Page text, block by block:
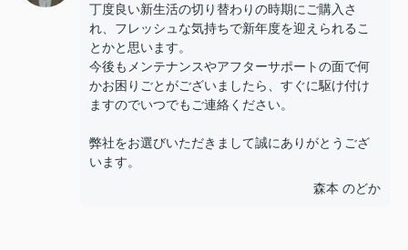
丁度良い新生活の切り替わりの時期にご購入さ
れ、フレッシュな気持ちで新年度を迎えられるこ
とかと思います。
今後もメンテナンスやアフターサポートの面で何
かお困りごとがございましたら、すぐに駆け付け
ますのでいつでもご連絡ください。
弊社をお選びいただきまして誠にありがとうござ
います。
森本 のどか